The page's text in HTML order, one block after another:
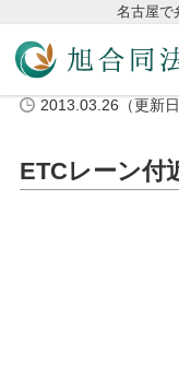
名古屋で
2013.03.26（更新
ETCレーン付